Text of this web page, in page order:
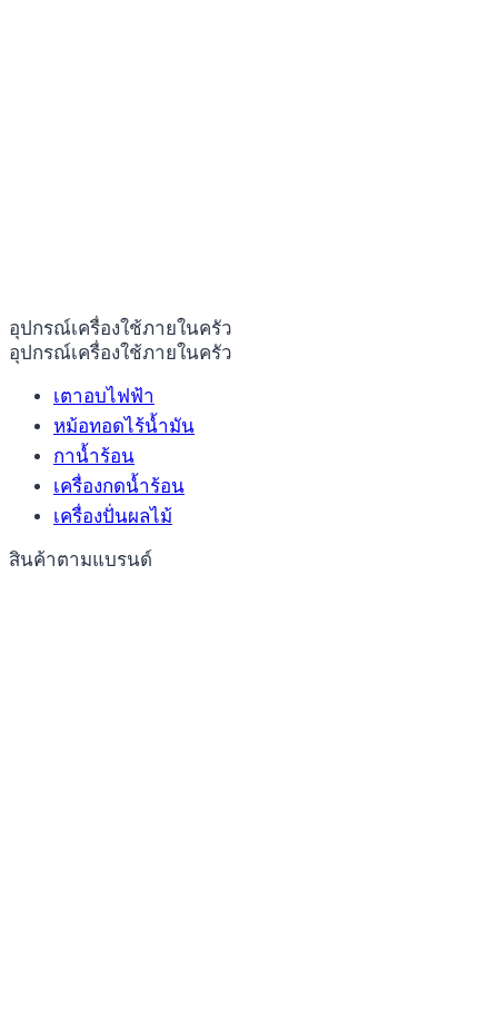
อุปกรณ์เครื่องใช้ภายในครัว
อุปกรณ์เครื่องใช้ภายในครัว
เตาอบไฟฟ้า
หม้อทอดไร้น้ำมัน
กาน้ำร้อน
เครื่องกดน้ำร้อน
เครื่องปั่นผลไม้
สินค้าตามแบรนด์